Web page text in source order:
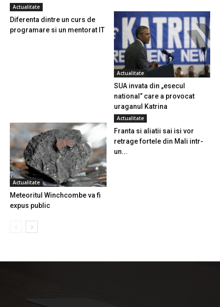
Actualitate
Diferenta dintre un curs de
programare si un mentorat IT
Actualitate
SUA invata din „esecul
national” care a provocat
uraganul Katrina
Actualitate
Meteoritul Winchcombe va fi
expus public
Actualitate
Franta si aliatii sai isi vor
retrage fortele din Mali intr-
un...